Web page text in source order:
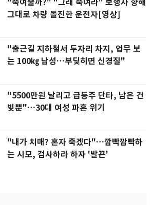
그대로 차량 돌진한 운전자[영상]
"출근길 지하철서 두자리 차지, 업무 보
는 100㎏ 남성…부딪히면 신경질"
"5500만원 날리고 급등주 단타, 남은 건
빚뿐"…30대 여성 파혼 위기
"내가 치매? 혼자 죽겠다"…깜빡깜빡하
는 시모, 검사하라 하자 '발끈'